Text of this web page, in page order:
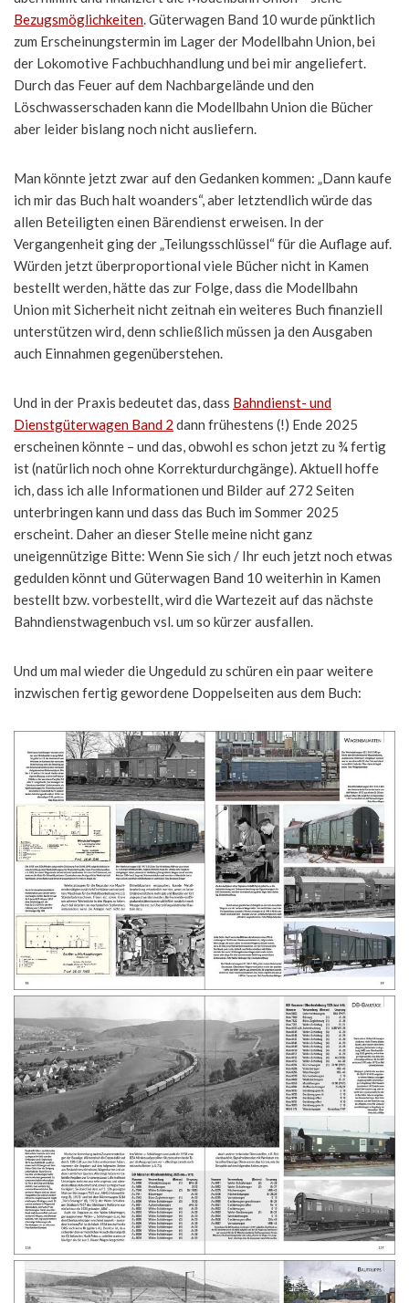
Bezugsmöglichkeiten. Güterwagen Band 10 wurde pünktlich
zum Erscheinungstermin im Lager der Modellbahn Union, bei
der Lokomotive Fachbuchhandlung und bei mir angeliefert.
Durch das Feuer auf dem Nachbargelände und den
Löschwasserschaden kann die Modellbahn Union die Bücher
aber leider bislang noch nicht ausliefern.
Man könnte jetzt zwar auf den Gedanken kommen: „Dann kaufe
ich mir das Buch halt woanders“, aber letztendlich würde das
allen Beteiligten einen Bärendienst erweisen. In der
Vergangenheit ging der „Teilungsschlüssel“ für die Auflage auf.
Würden jetzt überproportional viele Bücher nicht in Kamen
bestellt werden, hätte das zur Folge, dass die Modellbahn
Union mit Sicherheit nicht zeitnah ein weiteres Buch finanziell
unterstützen wird, denn schließlich müssen ja den Ausgaben
auch Einnahmen gegenüberstehen.
Und in der Praxis bedeutet das, dass Bahndienst- und
Dienstgüterwagen Band 2 dann frühestens (!) Ende 2025
erscheinen könnte – und das, obwohl es schon jetzt zu ¾ fertig
ist (natürlich noch ohne Korrekturdurchgänge). Aktuell hoffe
ich, dass ich alle Informationen und Bilder auf 272 Seiten
unterbringen kann und dass das Buch im Sommer 2025
erscheint. Daher an dieser Stelle meine nicht ganz
uneigennützige Bitte: Wenn Sie sich / Ihr euch jetzt noch etwas
gedulden könnt und Güterwagen Band 10 weiterhin in Kamen
bestellt bzw. vorbestellt, wird die Wartezeit auf das nächste
Bahndienstwagenbuch vsl. um so kürzer ausfallen.
Und um mal wieder die Ungeduld zu schüren ein paar weitere
inzwischen fertig gewordene Doppelseiten aus dem Buch: